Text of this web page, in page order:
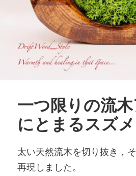
一つ限りの流
にとまるスズ
太い天然流木を切り抜き，
再現しました。